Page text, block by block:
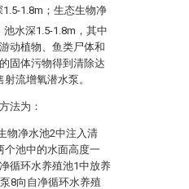
1.5-1.8m；生态生物净
池水深1.5-1.8m，其中
动植物、鱼类尸体和
固体污物得到清除达
流增氧潜水泵。
法为：
物净水池2中注入清
个池中的水面高度一
循环水养殖池1中放养
8向自净循环水养殖